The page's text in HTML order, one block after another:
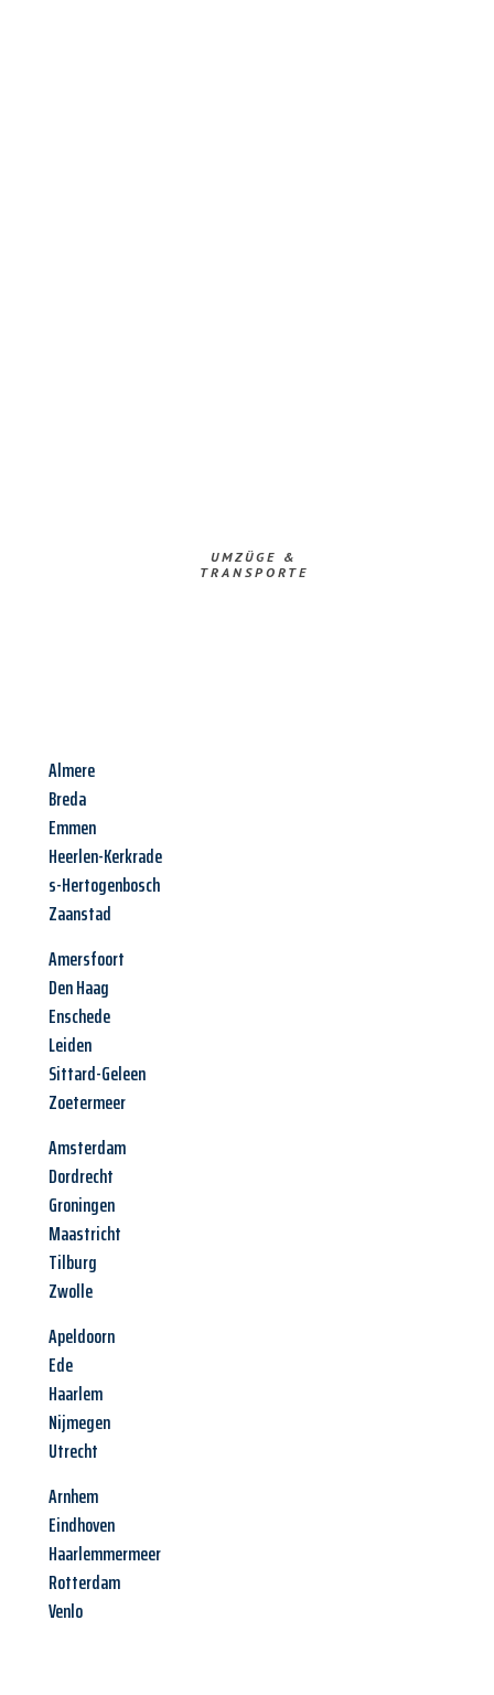
UMZÜGE &
TRANSPORTE
Almere
Breda
Emmen
Heerlen-Kerkrade
s-Hertogenbosch
Zaanstad
Amersfoort
Den Haag
Enschede
Leiden
Sittard-Geleen
Zoetermeer
Amsterdam
Dordrecht
Groningen
Maastricht
Tilburg
Zwolle
Apeldoorn
Ede
Haarlem
Nijmegen
Utrecht
Arnhem
Eindhoven
Haarlemmermeer
Rotterdam
Venlo